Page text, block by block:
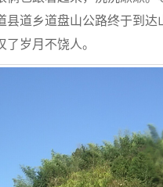
县道乡道盘山公路终于到
岁月不饶人。